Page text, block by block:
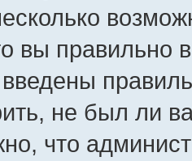
вы правильно
не был ли
что